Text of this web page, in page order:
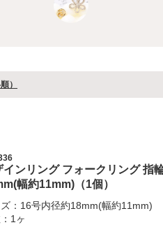
）
インリング フォークリング 指
幅約11mm)（1個）
：16号内径約18mm(幅約11mm)
1ヶ